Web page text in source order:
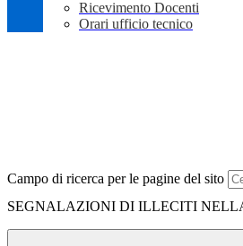
Ricevimento Docenti
Orari ufficio tecnico
Campo di ricerca per le pagine del sito
SEGNALAZIONI DI ILLECITI